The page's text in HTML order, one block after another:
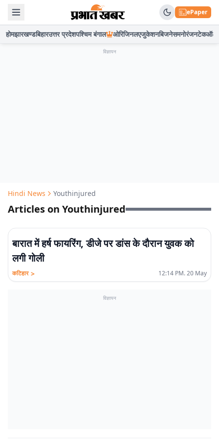
ePaper
होमझारखण्डबिहारउत्तर प्रदेशपश्चिम बंगाल ओरिजिनलएजुकेशनबिजनेसमनोरंजनटेकऑटो
विज्ञापन
Hindi News Youthinjured
Articles on Youthinjured
बारात में हर्ष फायरिंग, डीजे पर डांस के दौरान युवक को
लगी गोली
कटिहार > 12:14 PM. 20 May
विज्ञापन